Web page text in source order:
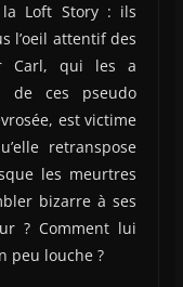
la Loft Story : ils
l’oeil attentif des
Carl, qui les a
de ces pseudo
est victime
retranspose
les meurtres
bizarre à ses
? Comment lui
peu louche ?